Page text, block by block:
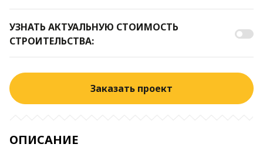
УЗНАТЬ АКТУАЛЬНУЮ СТОИМОСТЬ
СТРОИТЕЛЬСТВА:
Заказать проект
ОПИСАНИЕ